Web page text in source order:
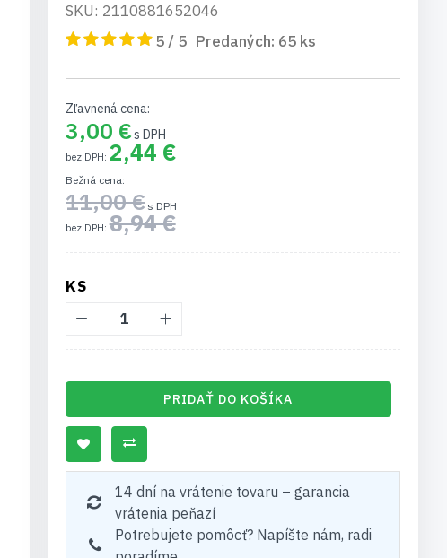
SKU: 2110881652046
5 / 5 Predaných: 65ks
Zľavnená cena
3,00 €
2,44 €
Bežná cena
11,00 €
8,94 €
KS
PRIDAŤ DO KOŠÍKA
14 dní na vrátenie tovaru – garancia
vrátenia peňazí
Potrebujete pomôcť? Napíšte nám, radi